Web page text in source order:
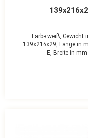
Farbe weiß, Gewicht
139x216x29, Länge in
E, Breite in